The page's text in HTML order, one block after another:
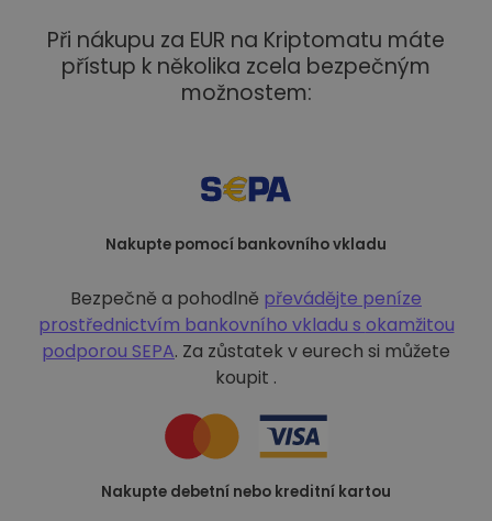
Při nákupu za EUR na Kriptomatu máte
přístup k několika zcela bezpečným
možnostem:
Nakupte pomocí bankovního vkladu
Bezpečně a pohodlně převádějte peníze
prostřednictvím bankovního vkladu s okamžitou
podporou SEPA. Za zůstatek v eurech si můžete
koupit .
Nakupte debetní nebo kreditní kartou